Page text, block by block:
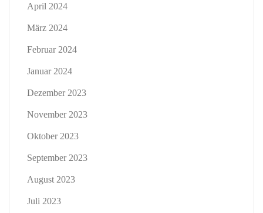
April 2024
März 2024
Februar 2024
Januar 2024
Dezember 2023
November 2023
Oktober 2023
September 2023
August 2023
Juli 2023